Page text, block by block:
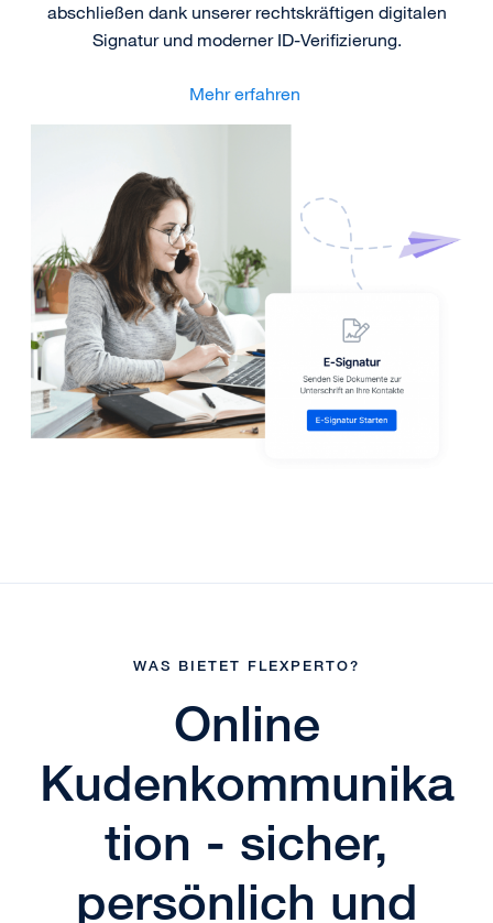
abschließen dank unserer rechtskräftigen digitalen
Signatur und moderner ID-Verifizierung.
Mehr erfahren
WAS BIETET FLEXPERTO?
Online
Kudenkommunika
tion - sicher,
persönlich und